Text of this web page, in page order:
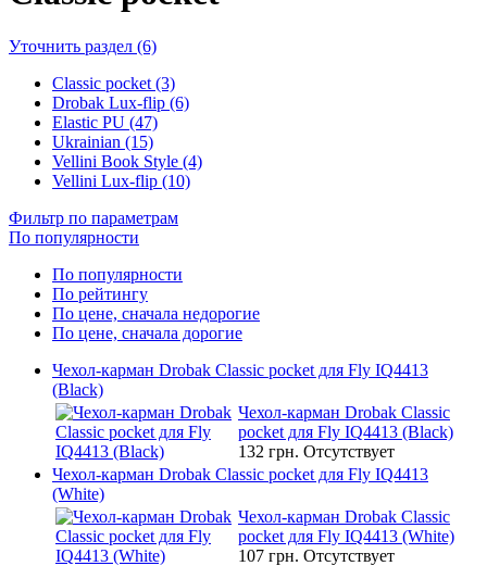
Уточнить раздел (6)
Classic pocket (3)
Drobak Lux-flip (6)
Elastic PU (47)
Ukrainian (15)
Vellini Book Style (4)
Vellini Lux-flip (10)
Фильтр по параметрам
По популярности
По популярности
По рейтингу
По цене, сначала недорогие
По цене, сначала дорогие
Чехол-карман Drobak Classic pocket для Fly IQ4413
(Black)
Чехол-карман Drobak Classic
pocket для Fly IQ4413 (Black)
132 грн. Отсутствует
Чехол-карман Drobak Classic pocket для Fly IQ4413
(White)
Чехол-карман Drobak Classic
pocket для Fly IQ4413 (White)
107 грн. Отсутствует